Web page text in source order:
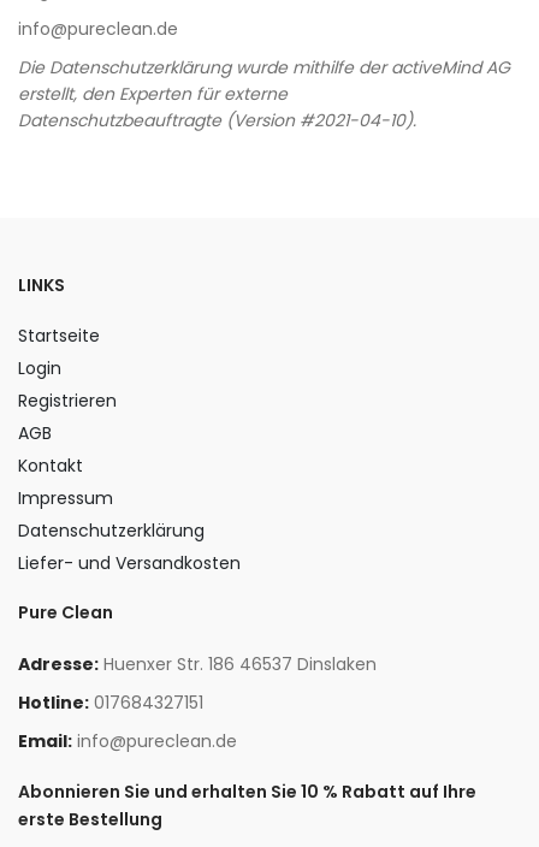
info@pureclean.de
Die Datenschutzerklärung wurde mithilfe der activeMind AG
erstellt, den Experten fürexterne
Datenschutzbeauftragte(Version #2021-04-10).
LINKS
Startseite
Login
Registrieren
AGB
Kontakt
Impressum
Datenschutzerklärung
Liefer- und Versandkosten
Pure Clean
Adresse: Huenxer Str. 186 46537 Dinslaken
Hotline: 017684327151
Email: info@pureclean.de
Abonnieren Sie und erhalten Sie 10 % Rabatt auf Ihre
erste Bestellung